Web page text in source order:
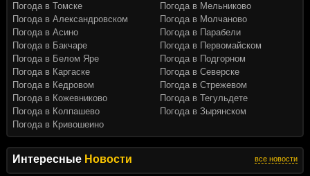
Интересные Новости все новости
Погода в Томске
Погода в Александровском
Погода в Асино
Погода в Бакчаре
Погода в Белом Яре
Погода в Каргаске
Погода в Кедровом
Погода в Кожевниково
Погода в Колпашево
Погода в Кривошеино
Погода в Мельниково
Погода в Молчаново
Погода в Парабели
Погода в Первомайском
Погода в Подгорном
Погода в Северске
Погода в Стрежевом
Погода в Тегульдете
Погода в Зырянском